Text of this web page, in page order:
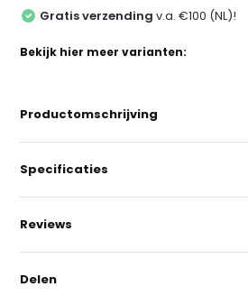
Gratis verzending v.a. €100 (NL)!
Bekijk hier meer varianten:
Productomschrijving
Specificaties
Reviews
Delen